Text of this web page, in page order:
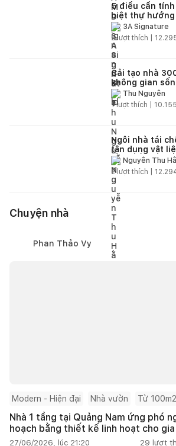
5 điều cần
biệt thự hướng
3A Signature
2lượt thích |
Cải tạo nhà
không gian
thiên nhiên
Thu Nguyễn
1lượt thích | 10.155
Ngôi nhà tái
tận dụng vật
gian sống linh
Nguyễn Thu
2lượt thích |
Chuyện nhà
Phan Thảo Vy
Modern - Hiện đại Nhà vườn Từ
Nhà 1 tầng tại Quảng Nam ứng phó
hoạch bằng thiết kế linh hoạt cho
27/06/2026, lúc 21:20 29 lượt